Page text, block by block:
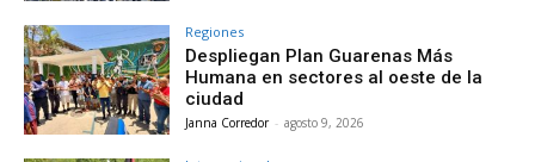
Regiones
Despliegan Plan Guarenas Más
Humana en sectores al oeste de la
ciudad
Janna Corredor - agosto 9, 2026